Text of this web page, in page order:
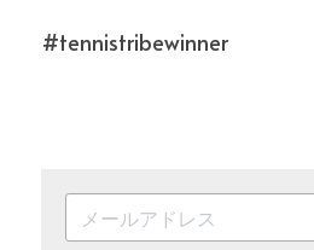
#tennistribewinner